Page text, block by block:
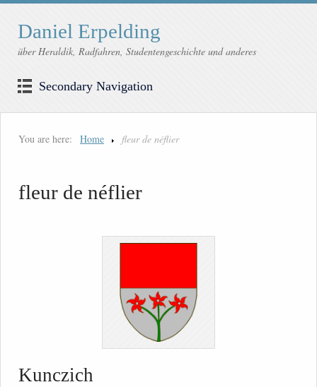
Daniel Erpelding
über Heraldik, Radfahren, Studentengeschichte und anderes
Secondary Navigation
You are here: Home fleur de néflier
fleur de néflier
Kunczich